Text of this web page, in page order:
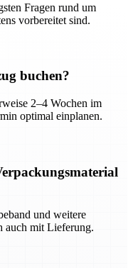
Fragen rund um
vorbereitet sind.
buchen?
2–4 Wochen im
optimal einplanen.
und weitere
auch mit Lieferung.